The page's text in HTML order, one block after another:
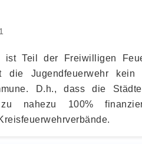
ist Teil der Freiwilligen
die Jugendfeuerwehr kein
D.h., dass die
zu nahezu 100%